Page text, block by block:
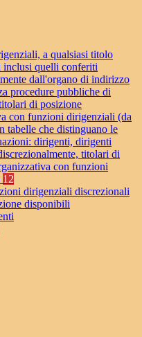
a qualsiasi titolo
quelli conferiti
dall'organo di indirizzo
procedure pubbliche di
di posizione
con funzioni dirigenziali (da
tabelle che distinguano le
dirigenti, dirigenti
titolari di
con funzioni
12
dirigenziali discrezionali
disponibili